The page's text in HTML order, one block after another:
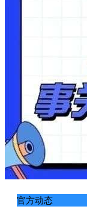
官方动态